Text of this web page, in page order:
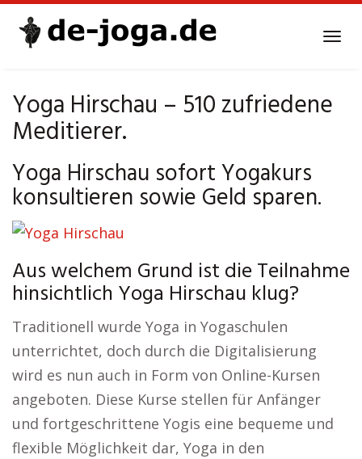
Yoga Hirschau – 510 zufriedene
Meditierer.
Yoga Hirschau sofort Yogakurs
konsultieren sowie Geld sparen.
Aus welchem Grund ist die Teilnahme
hinsichtlich Yoga Hirschau klug?
Traditionell wurde Yoga in Yogaschulen
unterrichtet, doch durch die Digitalisierung
wird es nun auch in Form von Online-Kursen
angeboten. Diese Kurse stellen für Anfänger
und fortgeschrittene Yogis eine bequeme und
flexible Möglichkeit dar, Yoga in den